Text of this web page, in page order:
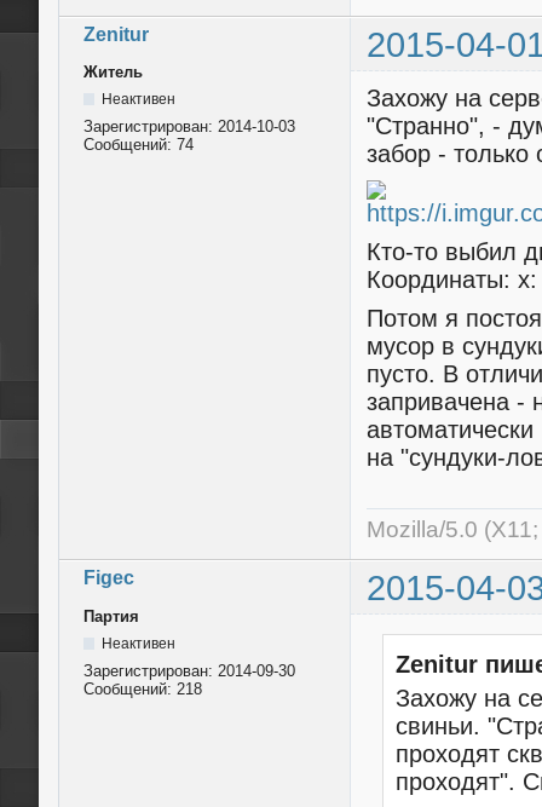
Zenitur 2015-04-
Житель
Неактивен
Зарегистрирован: 2014-10-03
Сообщений: 74
Захожу на
"Странно", -
забор -
Кто-то выбил
Координаты:
Потом я
мусор в
пусто. В
запривачена -
на "сундуки-
Mozilla/5.0
Figec 2015-04-
Партия
Неактивен
Зарегистрирован: 2014-09-30
Сообщений: 218
Zenitur
Захожу на
свиньи.
проходят
проходят".